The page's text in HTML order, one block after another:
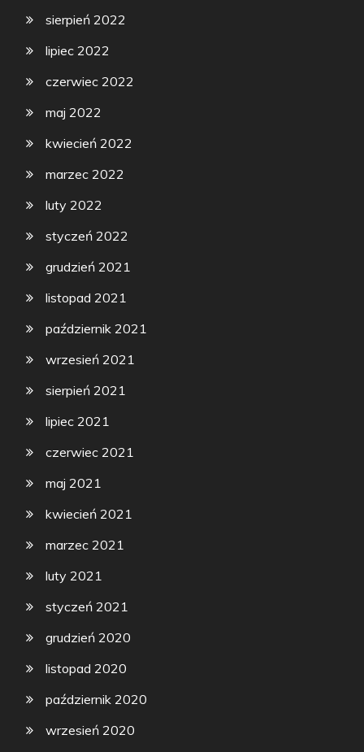
sierpień 2022
lipiec 2022
czerwiec 2022
maj 2022
kwiecień 2022
marzec 2022
luty 2022
styczeń 2022
grudzień 2021
listopad 2021
październik 2021
wrzesień 2021
sierpień 2021
lipiec 2021
czerwiec 2021
maj 2021
kwiecień 2021
marzec 2021
luty 2021
styczeń 2021
grudzień 2020
listopad 2020
październik 2020
wrzesień 2020